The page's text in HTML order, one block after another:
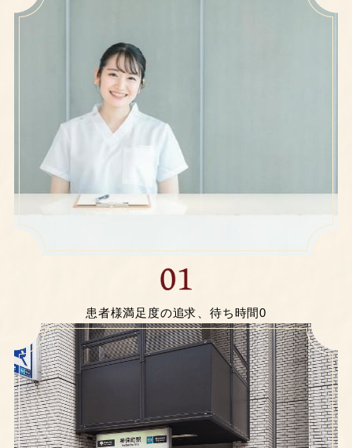
患者様満足度の追求、待ち時間0